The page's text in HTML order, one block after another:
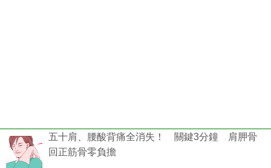
五十肩、腰酸背痛全消失！ 關鍵3分鐘 肩胛骨
回正筋骨零負擔